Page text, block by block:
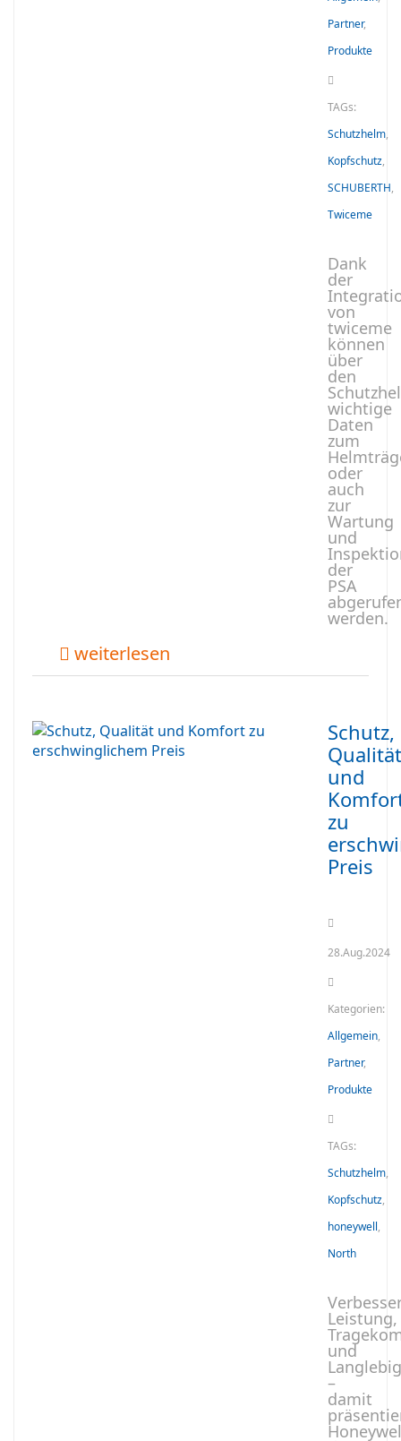
Partner,
Produkte
TAGs:
Schutzhelm,
Kopfschutz,
SCHUBERTH,
Twiceme
Dank
der
von
twiceme
können
über
den
wichtige
Daten
zum
oder
auch
zur
Wartung
und
der
PSA
werden.
weiterlesen
Schutz,
Qualität
und
zu
Preis
28.Aug.2024
Kategorien:
Allgemein,
Partner,
Produkte
TAGs:
Schutzhelm,
Kopfschutz,
honeywell,
North
Leistung,
und
­–
damit